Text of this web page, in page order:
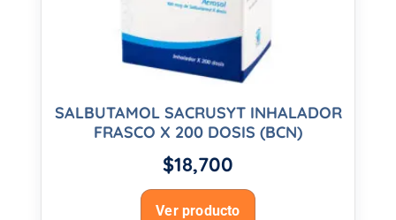
SALBUTAMOL SACRUSYT INHALADOR
FRASCO X 200 DOSIS (BCN)
$18,700
Ver producto